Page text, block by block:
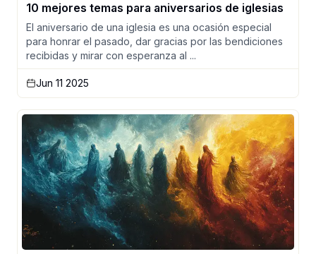
10 mejores temas para aniversarios de iglesias
El aniversario de una iglesia es una ocasión especial
para honrar el pasado, dar gracias por las bendiciones
recibidas y mirar con esperanza al ...
Jun 11 2025